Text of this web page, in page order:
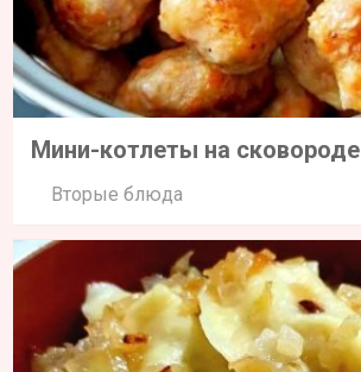
Мини-котлеты на сковороде
Вторые блюда